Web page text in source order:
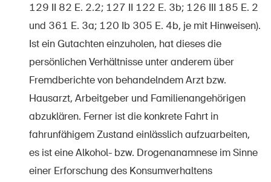
129 II 82 E. 2.2; 127 II 122 E. 3b; 126 III 185 E. 2
und 361 E. 3a; 120 Ib 305 E. 4b, je mit Hinweisen).
Ist ein Gutachten einzuholen, hat dieses die
persönlichen Verhältnisse unter anderem über
Fremdberichte von behandelndem Arzt bzw.
Hausarzt, Arbeitgeber und Familienangehörigen
abzuklären. Ferner ist die konkrete Fahrt in
fahrunfähigem Zustand einlässlich aufzuarbeiten,
es ist eine Alkohol- bzw. Drogenanamnese im Sinne
einer Erforschung des Konsumverhaltens